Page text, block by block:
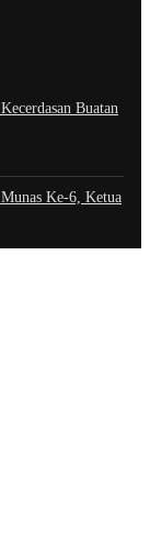
Buatan
Ke-6, Ketua